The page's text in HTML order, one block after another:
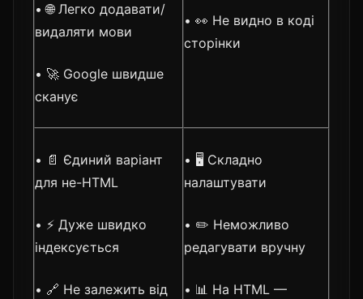
• 🌐 Легко додавати/
видаляти мови
• 🚀 Google швидше
сканує
• 👀 Не видно в коді
сторінки
• 📄 Єдиний варіант
для не-HTML
• ⚡ Дуже швидко
індексується
• 🔗 Не залежить від
• 🖥️ Складно
налаштувати
• ✏️ Неможливо
редагувати вручну
• 📊 На HTML —